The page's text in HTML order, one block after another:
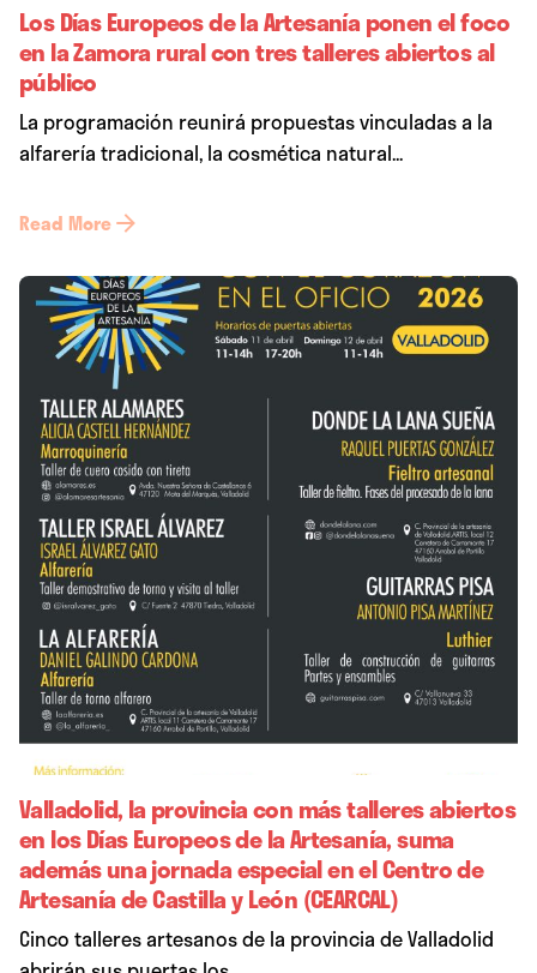
Los Días Europeos de la Artesanía ponen el foco
en la Zamora rural con tres talleres abiertos al
público
La programación reunirá propuestas vinculadas a la
alfarería tradicional, la cosmética natural...
Read More
Valladolid, la provincia con más talleres abiertos
en los Días Europeos de la Artesanía, suma
además una jornada especial en el Centro de
Artesanía de Castilla y León (CEARCAL)
Cinco talleres artesanos de la provincia de Valladolid